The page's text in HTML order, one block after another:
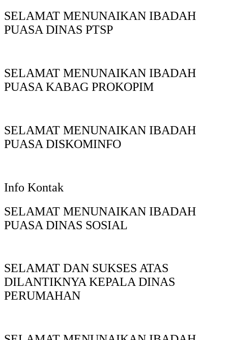
SELAMAT MENUNAIKAN IBADAH
PUASA DINAS PTSP
SELAMAT MENUNAIKAN IBADAH
PUASA KABAG PROKOPIM
SELAMAT MENUNAIKAN IBADAH
PUASA DISKOMINFO
Info Kontak
SELAMAT MENUNAIKAN IBADAH
PUASA DINAS SOSIAL
SELAMAT DAN SUKSES ATAS
DILANTIKNYA KEPALA DINAS
PERUMAHAN